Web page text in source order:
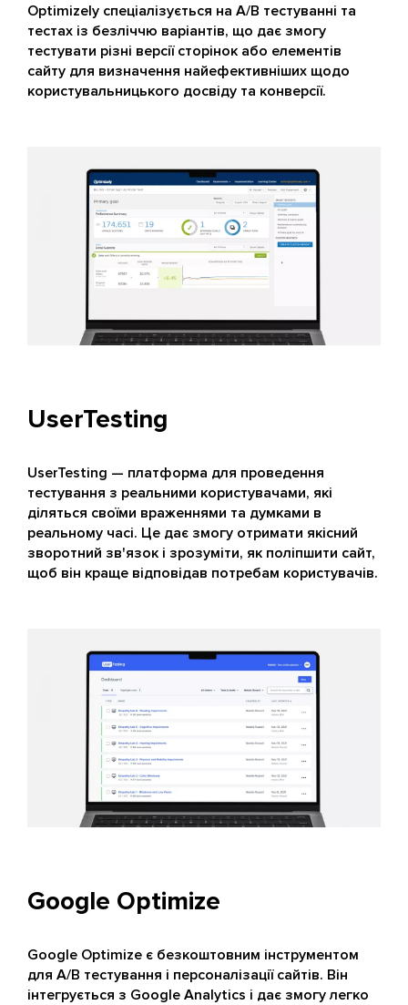
Optimizely спеціалізується на A/B тестуванні та
тестах із безліччю варіантів, що дає змогу
тестувати різні версії сторінок або елементів
сайту для визначення найефективніших щодо
користувальницького досвіду та конверсії.
UserTesting
UserTesting — платформа для проведення
тестування з реальними користувачами, які
діляться своїми враженнями та думками в
реальному часі. Це дає змогу отримати якісний
зворотний зв'язок і зрозуміти, як поліпшити сайт,
щоб він краще відповідав потребам користувачів.
Google Optimize
Google Optimize є безкоштовним інструментом
для A/B тестування і персоналізації сайтів. Він
інтегрується з Google Analytics і дає змогу легко